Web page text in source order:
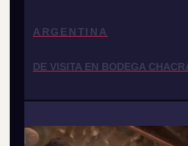
ARGENTINA
DE VISITA EN BODEGA